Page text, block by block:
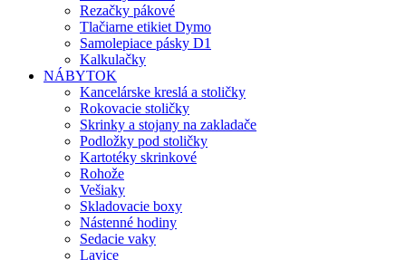
Rezačky pákové
Tlačiarne etikiet Dymo
Samolepiace pásky D1
Kalkulačky
NÁBYTOK
Kancelárske kreslá a stoličky
Rokovacie stoličky
Skrinky a stojany na zakladače
Podložky pod stoličky
Kartotéky skrinkové
Rohože
Vešiaky
Skladovacie boxy
Nástenné hodiny
Sedacie vaky
Lavice